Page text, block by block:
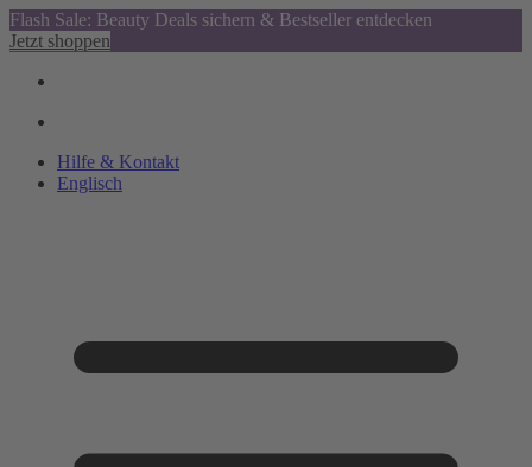
Flash Sale: Beauty Deals sichern & Bestseller entdecken
Jetzt shoppen
Hilfe & Kontakt
Englisch